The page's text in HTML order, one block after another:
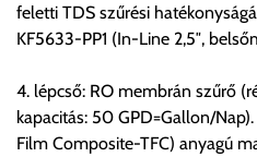
Fontos tudnivaló:
kódok alapján át kell venni,
győződni.
feletti TDS szűrési
KF5633-PP1 (In-Line 2,5″,
4. lépcső: RO membrán szűrő
kapacitás: 50 GPD=Gallon/
Film Composite-TFC) anyagú